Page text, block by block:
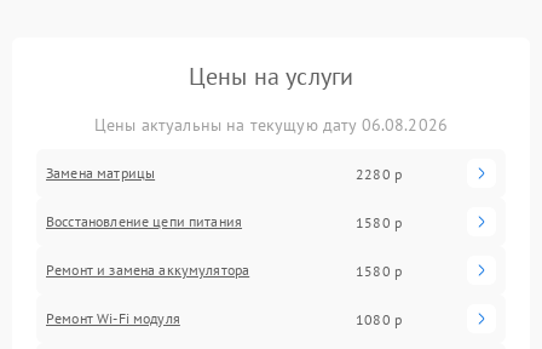
Цены на услуги
Цены актуальны на текущую дату 06.08.2026
Замена матрицы 2280 р
Восстановление цепи питания 1580 р
Ремонт и замена аккумулятора 1580 р
Ремонт Wi-Fi модуля 1080 р